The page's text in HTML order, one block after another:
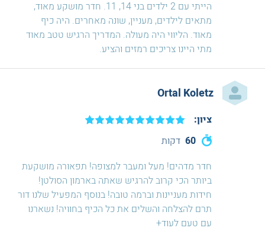
הייתי עם 2 ילדים בני 14, 11. חדר מושקע מאוד,
מתאים לילדים, מעניין, שונה מאחרים. היה כיף
מאוד. הליווי היה מעולה. המדריך הרגיש טטב מאוד
מתי היינו צריכים רמזים והציע.
Ortal Koletz
60 דקות
ציון:
חדר מדהים! מעל ומעבר למצופה! תפאורה מושקעת
ביותר הכי קרוב להרגיש שאתה בארמון הסולטן!
חידות מעניינות וברמה טובה! בנוסף המפעיל שלנו דור
תרם להצלחה והשלים את כל הכיף בחוויה! נשארנו
עם טעם לעוד+